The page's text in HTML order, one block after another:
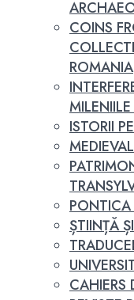
COINS
ROMANIA
ISTORII
PONTICA
ȘTIINȚĂ
CAHIERS